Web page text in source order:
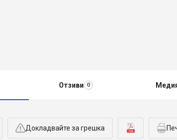
Отзиви 0
Докладвайте за грешка